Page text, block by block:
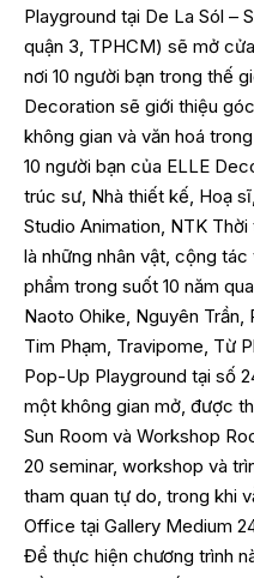
Playground tại De La Sól –
quận 3, TPHCM) sẽ mở
nơi 10 người bạn trong thế
Decoration sẽ giới thiệu
không gian và văn hoá
10 người bạn của ELLE
trúc sư, Nhà thiết kế, Hoạ
Studio Animation, NTK
là những nhân vật, cộng
phẩm trong suốt 10 năm
Naoto Ohike, Nguyên Trần,
Tim Phạm, Travipome, Từ
Pop-Up Playground tại số
một không gian mở, được
Sun Room và Workshop
20 seminar, workshop và
tham quan tự do, trong khi
Office tại Gallery Medium
Để thực hiện chương trình